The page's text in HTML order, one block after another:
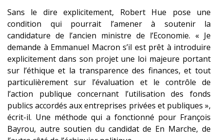
Sans le dire explicitement, Robert Hue pose une
condition qui pourrait l’amener à soutenir la
candidature de l’ancien ministre de l’Economie. « Je
demande à Emmanuel Macron s’il est prêt à introduire
explicitement dans son projet une loi majeure portant
sur l’éthique et la transparence des finances, et tout
particulièrement sur l’évaluation et le contrôle de
l’action publique concernant l’utilisation des fonds
publics accordés aux entreprises privées et publiques »,
écrit-il. Une méthode qui a fonctionné pour François
Bayrou, autre soutien du candidat de En Marche, de